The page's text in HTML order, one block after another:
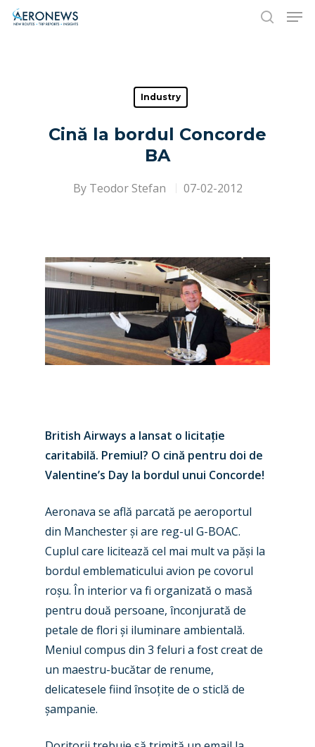
Hit enter to search or ESC to close
Industry
Cină la bordul Concorde
BA
By Teodor Stefan 07-02-2012
British Airways a lansat o licitație
caritabilă. Premiul? O cină pentru doi de
Valentine’s Day la bordul unui Concorde!
Aeronava se află parcată pe aeroportul
din Manchesterși are reg-ul G-BOAC.
Cuplul care licitează cel mai mult va păși la
bordul emblematicului avion pe covorul
roșu. În interior va fi organizată o masă
pentru două persoane, înconjurată de
petale de flori și iluminare ambientală.
Meniul compus din 3 feluri a fost creat de
un maestru-bucătar de renume,
delicatesele fiind însoțite de o sticlă de
șampanie.
New Routes
Industry